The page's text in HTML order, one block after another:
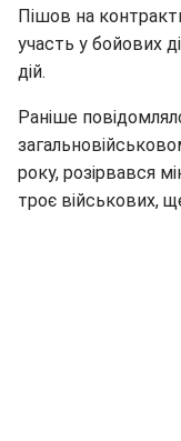
Пішов на
участь у бойових
дій.
Раніше
року, розірвався
троє військових,